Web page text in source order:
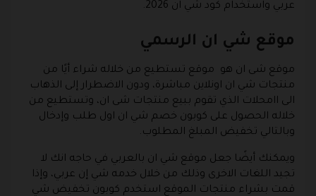
عربي واستخدام كود شي ان 2026.
موقع شي ان الرسمي
موقع شى ان هو موقع تستطيع من خلاله شراء أيًا من
منتجات شي ان اونلاين مباشرة، ودون الاضطرار إلى الذهاب
الى اامحلات الذي تقوم ببيع منتجات شى ان، وتستطيع من
خلاله الحصول على كوبون خصم شي ان اول طلب وإدخال
وبالتالي تخفيض المبلغ المطلوب.
ويمكنك أيضًا جعل موقع شي ان بالعربي في حاجه انك لا
تجيد اللغات الاخرى وذلك من خلال خدمه شي إن عربي، وإذا
قمت بشراء منتجات الموقع استخدم كوبون تخفيض شي